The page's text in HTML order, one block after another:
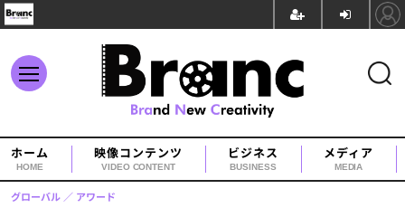
ホーム
HOME
映像コンテンツ
VIDEO CONTENT
ビジネス
BUSINESS
メディア
MEDIA
グローバル アワード